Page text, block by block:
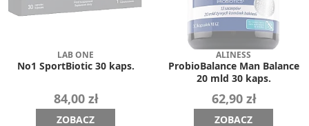
LAB ONE
No1 SportBiotic 30 kaps.
84,00 zł
ZOBACZ
ALINESS
ProbioBalance Man Balance
20 mld 30 kaps.
62,90 zł
ZOBACZ